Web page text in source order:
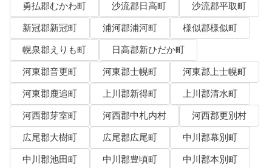
勇払郡むかわ町
沙流郡日高町
沙流郡平取町
新冠郡新冠町
浦河郡浦河町
様似郡様似町
幌泉郡えりも町
日高郡新ひだか町
河東郡音更町
河東郡士幌町
河東郡上士幌町
河東郡鹿追町
上川郡新得町
上川郡清水町
河西郡芽室町
河西郡中札内村
河西郡更別村
広尾郡大樹町
広尾郡広尾町
中川郡幕別町
中川郡池田町
中川郡豊頃町
中川郡本別町